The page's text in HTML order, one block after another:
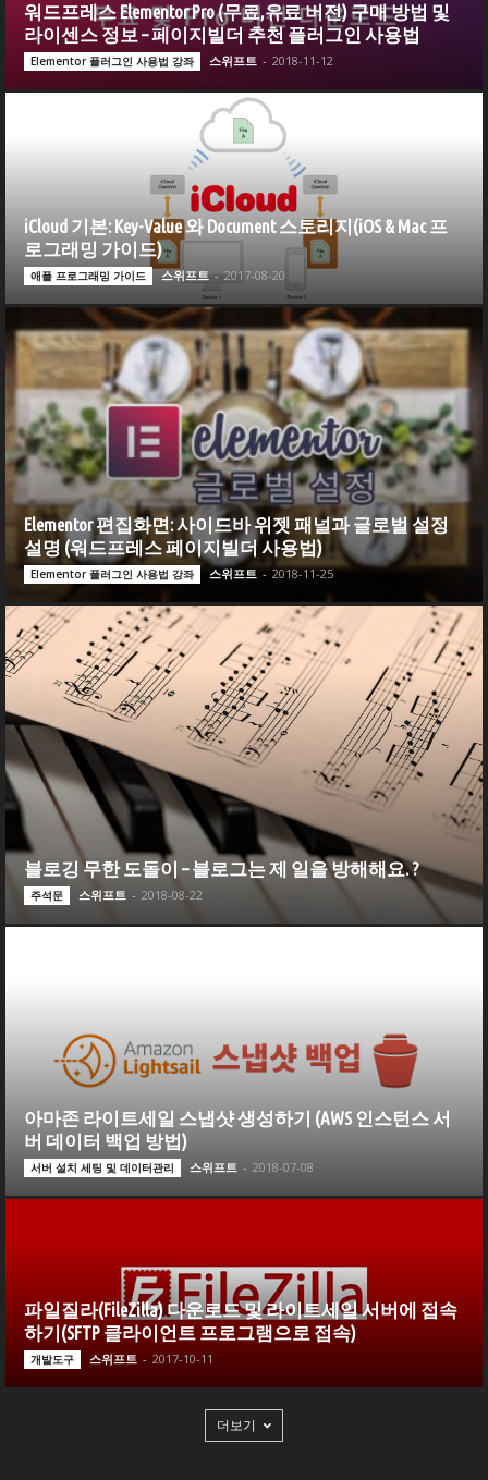
워드프레스 Elementor Pro (무료,유료 버전) 구매 방법 및
라이센스 정보 – 페이지빌더 추천 플러그인 사용법
Elementor 플러그인 사용법 강좌 스위프트 - 2018-11-12
iCloud 기본: Key-Value 와 Document 스토리지(iOS & Mac 프
로그래밍 가이드)
애플 프로그래밍 가이드 스위프트 - 2017-08-20
Elementor 편집화면: 사이드바 위젯 패널과 글로벌 설정
설명 (워드프레스 페이지빌더 사용법)
Elementor 플러그인 사용법 강좌 스위프트 - 2018-11-25
블로깅 무한 도돌이 – 블로그는 제 일을 방해해요. ?
주석문 스위프트 - 2018-08-22
아마존 라이트세일 스냅샷 생성하기 (AWS 인스턴스 서
버 데이터 백업 방법)
서버 설치 세팅 및 데이터관리 스위프트 - 2018-07-08
파일질라(FileZilla) 다운로드 및 라이트세일 서버에 접속
하기(SFTP 클라이언트 프로그램으로 접속)
개발도구 스위프트 - 2017-10-11
더보기